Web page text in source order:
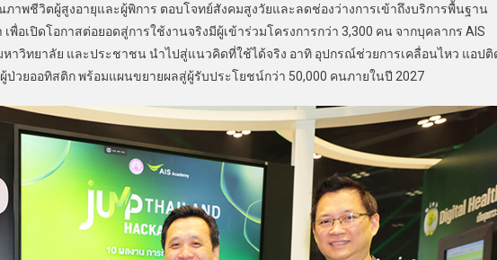
าพชีวิตผู้สูงอายุและผู้พิการ ตอบโจทย์สังคมสูงวัยและลดช่องว่างการเข้าถึงบริการพื้นฐาน
อเปิดโอกาสต่อยอดสู่การใช้งานจริงมีผู้เข้าร่วมโครงการกว่า 3,300 คน จากบุคลากร AIS
าวิทยาลัย และประชาชน นำไปสู่แนวคิดที่ใช้ได้จริง อาทิ อุปกรณ์ช่วยการเคลื่อนไหว แอปติ
วยออทิสติก พร้อมแผนขยายผลสู่ผู้รับประโยชน์กว่า 50,000 คนภายในปี 2027